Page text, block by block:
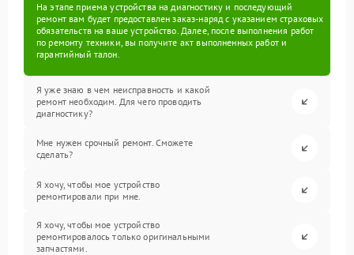
На этапе приема устройства на диагностику и последующий
ремонт вам будет предоставлен заказ-наряд с указанием страховых
обязательств на ваше устройство. Далее, после выполнения работ
по ремонту техники, вы получите акт выполненных работ и
гарантийный талон.
Я уже знаю в чем неисправность и какой
ремонт необходим. Для чего проводить
диагностику?
Мне нужен срочный ремонт. Сможете
сделать?
Я хочу, чтобы мое устройство
ремонтировали при мне.
Я хочу, чтобы мое устройство
ремонтировалось только оригинальными
запчастями.